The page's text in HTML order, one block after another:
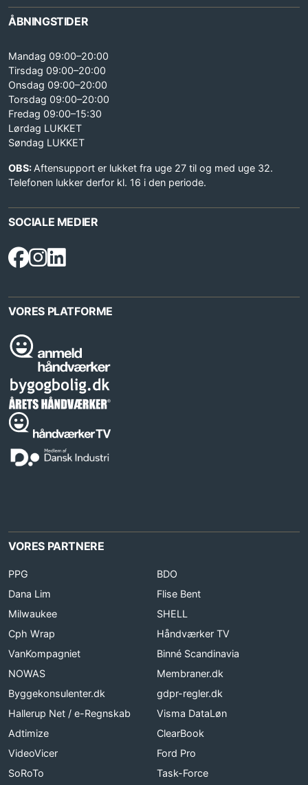
ÅBNINGSTIDER
Mandag 09:00–20:00
Tirsdag 09:00–20:00
Onsdag 09:00–20:00
Torsdag 09:00–20:00
Fredag 09:00–15:30
Lørdag LUKKET
Søndag LUKKET
OBS: Aftensupport er lukket fra uge 27 til og med uge 32.
Telefonen lukker derfor kl. 16 i den periode.
SOCIALE MEDIER
VORES PLATFORME
VORES PARTNERE
PPG
BDO
Dana Lim
Flise Bent
Milwaukee
SHELL
Cph Wrap
Håndværker TV
VanKompagniet
Binné Scandinavia
NOWAS
Membraner.dk
Byggekonsulenter.dk
gdpr-regler.dk
Hallerup Net / e-Regnskab
Visma DataLøn
Adtimize
ClearBook
VideoVicer
Ford Pro
SoRoTo
Task-Force